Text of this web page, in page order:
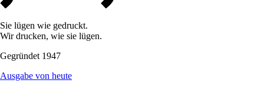
Sie lügen wie gedruckt.
Wir drucken, wie sie lügen.
Gegründet 1947
Ausgabe von heute